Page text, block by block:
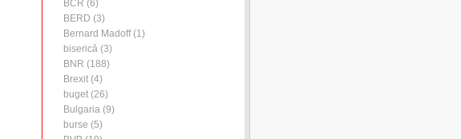
BCR (6)
BERD (3)
Bernard Madoff(1)
biserică (3)
BNR (188)
Brexit (4)
buget (26)
Bulgaria (9)
burse (5)